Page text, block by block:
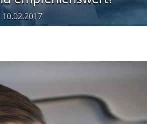
10.02.2017